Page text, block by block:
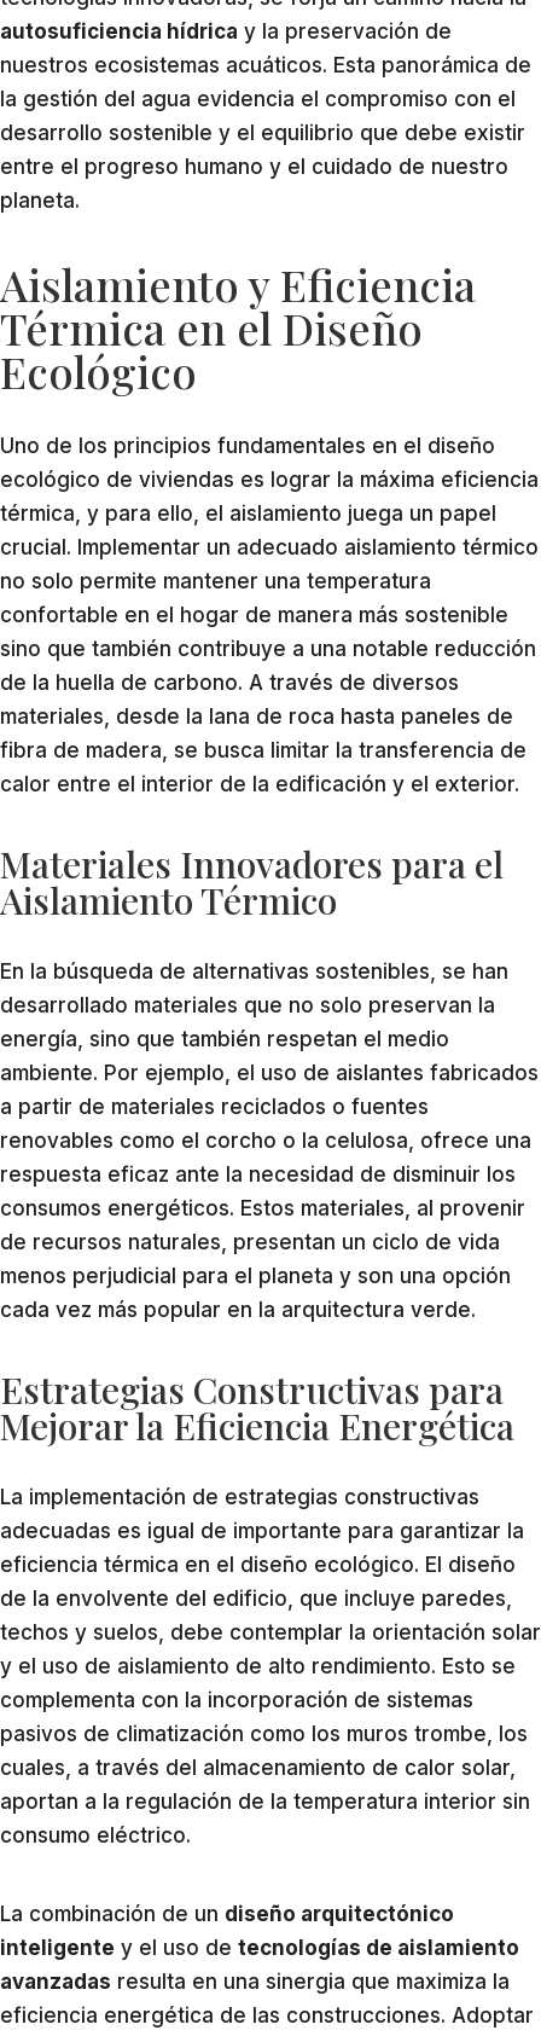
autosuficiencia hídrica y la preservación de
nuestros ecosistemas acuáticos. Esta panorámica de
la gestión del agua evidencia el compromiso con el
desarrollo sostenible y el equilibrio que debe existir
entre el progreso humano y el cuidado de nuestro
planeta.
Aislamiento y Eficiencia
Térmica en el Diseño
Ecológico
Uno de los principios fundamentales en el diseño
ecológico de viviendas es lograr la máxima eficiencia
térmica, y para ello, el aislamiento juega un papel
crucial. Implementar un adecuado aislamiento térmico
no solo permite mantener una temperatura
confortable en el hogar de manera más sostenible
sino que también contribuye a una notable reducción
de la huella de carbono. A través de diversos
materiales, desde la lana de roca hasta paneles de
fibra de madera, se busca limitar la transferencia de
calor entre el interior de la edificación y el exterior.
Materiales Innovadores para el
Aislamiento Térmico
En la búsqueda de alternativas sostenibles, se han
desarrollado materiales que no solo preservan la
energía, sino que también respetan el medio
ambiente. Por ejemplo, el uso de aislantes fabricados
a partir de materiales reciclados o fuentes
renovables como el corcho o la celulosa, ofrece una
respuesta eficaz ante la necesidad de disminuir los
consumos energéticos. Estos materiales, al provenir
de recursos naturales, presentan un ciclo de vida
menos perjudicial para el planeta y son una opción
cada vez más popular en la arquitectura verde.
Estrategias Constructivas para
Mejorar la Eficiencia Energética
La implementación de estrategias constructivas
adecuadas es igual de importante para garantizar la
eficiencia térmica en el diseño ecológico. El diseño
de la envolvente del edificio, que incluye paredes,
techos y suelos, debe contemplar la orientación solar
y el uso de aislamiento de alto rendimiento. Esto se
complementa con la incorporación de sistemas
pasivos de climatización como los muros trombe, los
cuales, a través del almacenamiento de calor solar,
aportan a la regulación de la temperatura interior sin
consumo eléctrico.
La combinación de un diseño arquitectónico
inteligente y el uso de tecnologías de aislamiento
avanzadas resulta en una sinergia que maximiza la
eficiencia energética de las construcciones. Adoptar